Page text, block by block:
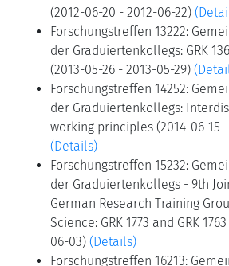
(2012-06-20 - 2012-06-22)
Forschungstreffen 13222:
der Graduiertenkollegs: GRK
(2013-05-26 - 2013-05-29)
Forschungstreffen 14252:
der Graduiertenkollegs:
working principles (2014-06-15
(Details)
Forschungstreffen 15232:
der Graduiertenkollegs - 9th
German Research Training
Science: GRK 1773 and GRK
06-03) (Details)
Forschungstreffen 16213: